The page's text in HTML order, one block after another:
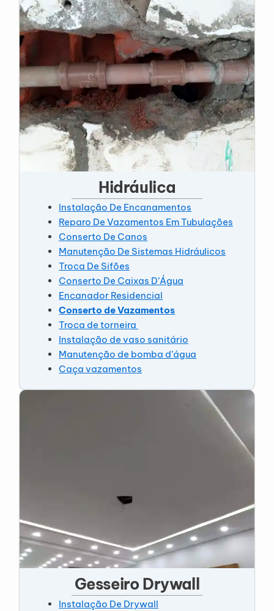
Hidráulica
Instalação De Encanamentos
Reparo De Vazamentos Em Tubulações
Conserto De Canos
Manutenção De Sistemas Hidráulicos
Troca De Sifões
Conserto De Caixas D’Água
Encanador Residencial
Conserto de Vazamentos
Troca de torneira
Instalação de vaso sanitário
Manutenção de bomba d’água
Caça vazamentos
Gesseiro Drywall
Instalação De Drywall